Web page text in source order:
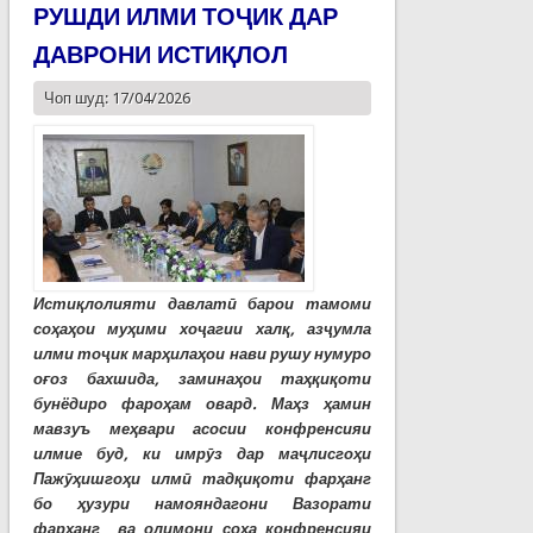
РУШДИ ИЛМИ ТОҶИК ДАР
ДАВРОНИ ИСТИҚЛОЛ
Чоп шуд: 17/04/2026
Истиқлолияти давлатӣ барои тамоми
соҳаҳои муҳими хоҷагии халқ, азҷумла
илми тоҷик марҳилаҳои нави рушу нумуро
оғоз бахшида, заминаҳои таҳқиқоти
бунёдиро фароҳам овард. Маҳз ҳамин
мавзуъ меҳвари асосии конфренсияи
илмие буд, ки имрӯз дар маҷлисгоҳи
Пажӯҳишгоҳи илмӣ тадқиқоти фарҳанг
бо ҳузури намояндагони Вазорати
фарҳанг ва олимони соҳа конфренсияи